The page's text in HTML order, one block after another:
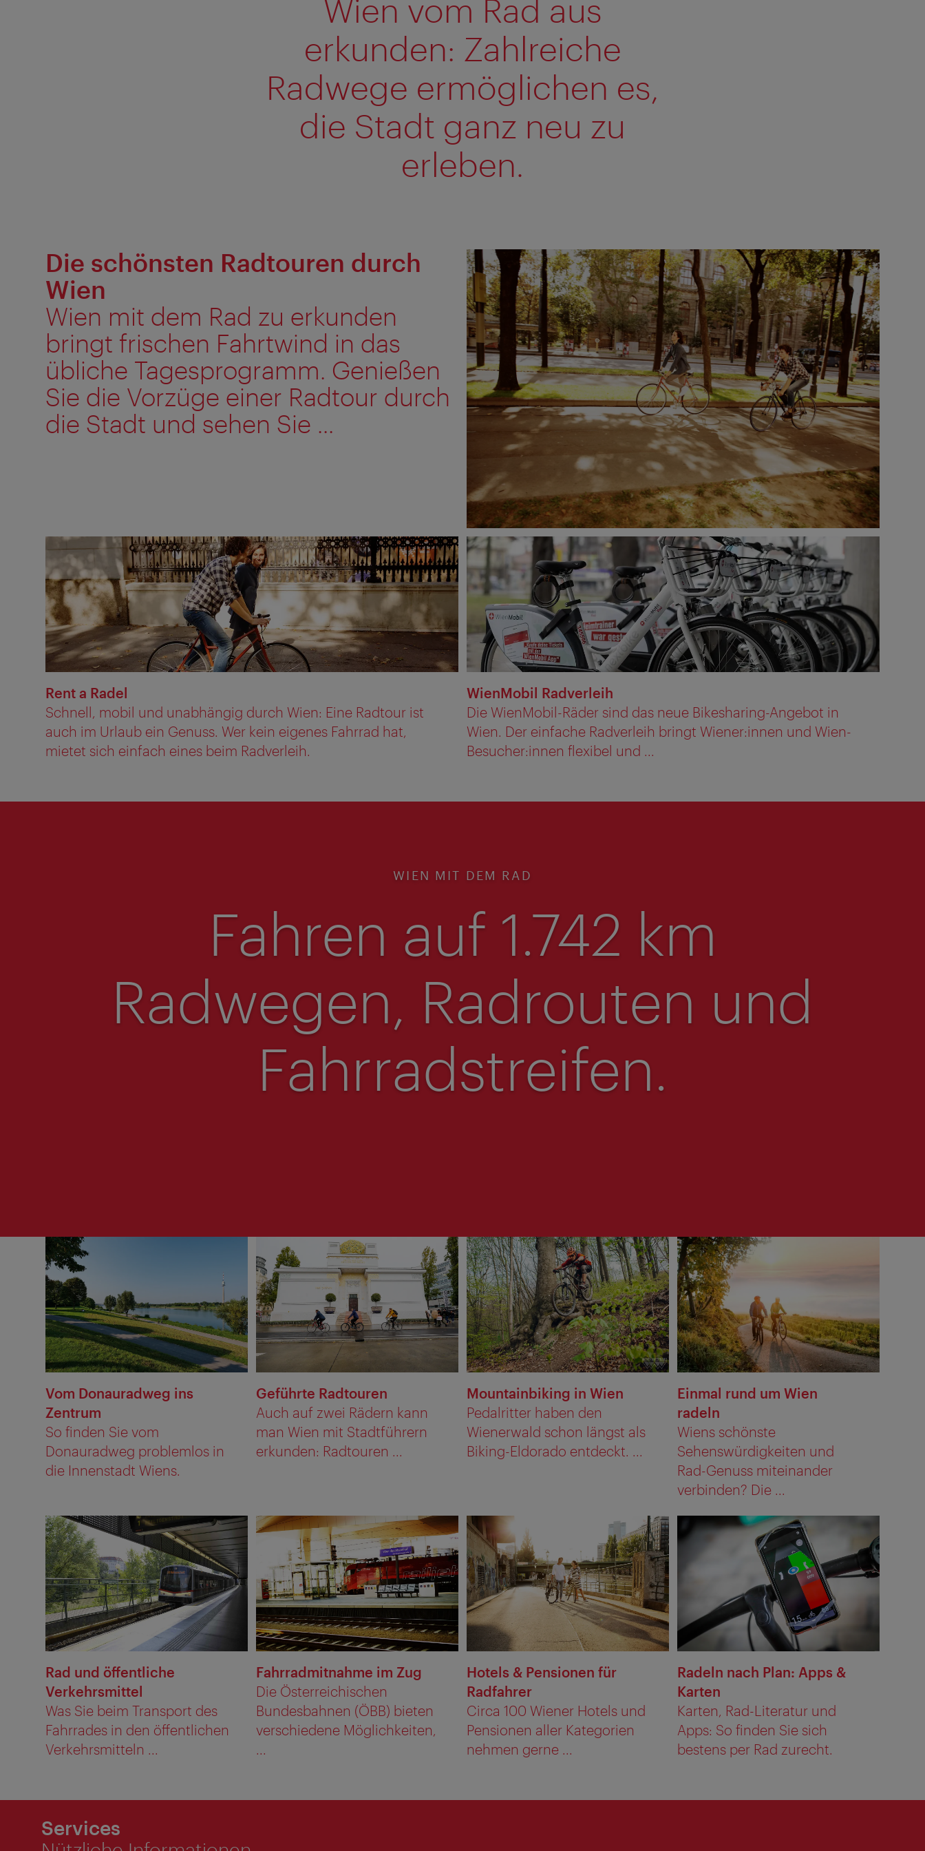
Wien vom Rad aus
erkunden: Zahlreiche
Radwege ermöglichen es,
die Stadt ganz neu zu
erleben.
Die schönsten Radtouren durch
Wien
Wien mit dem Rad zu erkunden
bringt frischen Fahrtwind in das
übliche Tagesprogramm. Genießen
Sie die Vorzüge einer Radtour durch
die Stadt und sehen Sie ...
Rent a Radel
Schnell, mobil und unabhängig durch Wien: Eine Radtour ist
auch im Urlaub ein Genuss. Wer kein eigenes Fahrrad hat,
mietet sich einfach eines beim Radverleih.
WienMobil Radverleih
Die WienMobil-Räder sind das neue Bikesharing-Angebot in
Wien. Der einfache Radverleih bringt Wiener:innen und Wien-
Besucher:innen flexibel und ...
WIEN MIT DEM RAD
Fahren auf 1.742 km
Radwegen, Radrouten und
Fahrradstreifen.
Vom Donauradweg ins
Zentrum
So finden Sie vom
Donauradweg problemlos in
die Innenstadt Wiens.
Geführte Radtouren
Auch auf zwei Rädern kann
man Wien mit Stadtführern
erkunden: Radtouren ...
Mountainbiking in Wien
Pedalritter haben den
Wienerwald schon längst als
Biking-Eldorado entdeckt. ...
Einmal rund um Wien
radeln
Wiens schönste
Sehenswürdigkeiten und
Rad-Genuss miteinander
verbinden? Die ...
Rad und öffentliche
Verkehrsmittel
Was Sie beim Transport des
Fahrrades in den öffentlichen
Verkehrsmitteln ...
Fahrradmitnahme im Zug
Die Österreichischen
Bundesbahnen (ÖBB) bieten
verschiedene Möglichkeiten,
...
Hotels & Pensionen für
Radfahrer
Circa 100 Wiener Hotels und
Pensionen aller Kategorien
nehmen gerne ...
Radeln nach Plan: Apps &
Karten
Karten, Rad-Literatur und
Apps: So finden Sie sich
bestens per Rad zurecht.
Services